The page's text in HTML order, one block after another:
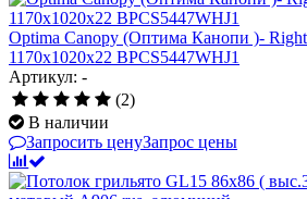
Optima Canopy (Оптима Канопи )- Right
1170x1020x22 BPCS5447WHJ1
Артикул: -
(2)
В наличии
Запросить ценуЗапрос цены